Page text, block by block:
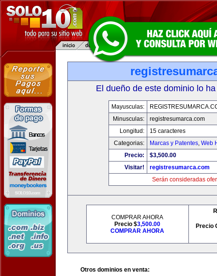
El dueño de este dominio lo
Mayusculas:
Minusculas:
registresumarca.com
Longitud:
15 caracteres
Categorias:
Marcas y Patentes, Web
Precio:
$3,500.00
Visitar!
registresumarca.com
Serán consideradas
COMPRAR AHORA
Precio $3,500.00
COMPRAR AHORA
Precio
Otros dominios en venta: